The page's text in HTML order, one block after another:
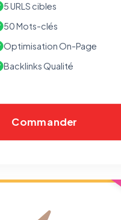
5 URLS cibles
50 Mots-clés
Optimisation On-Page
Backlinks Qualité
Commander